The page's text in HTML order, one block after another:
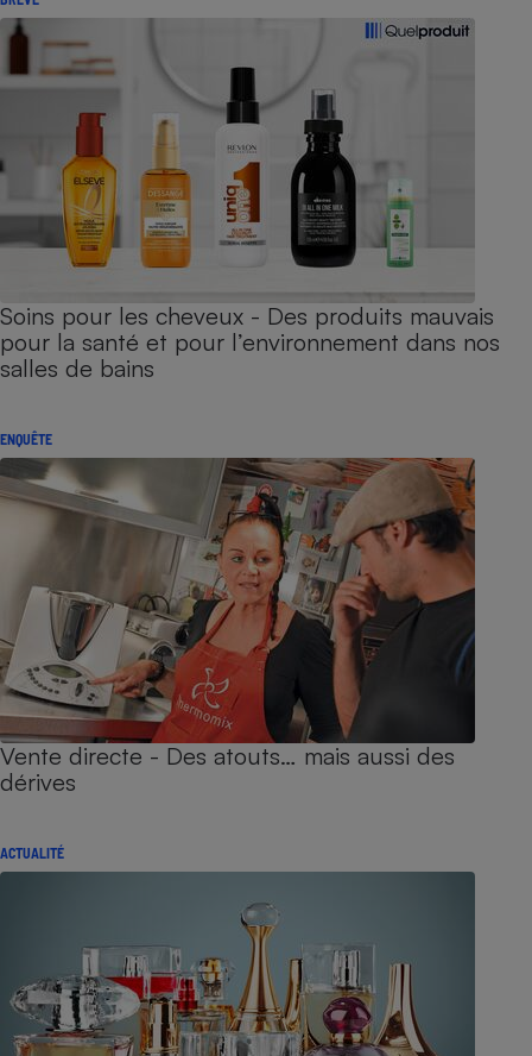
Soins pour les cheveux - Des produits mauvais
pour la santé et pour l’environnement dans nos
salles de bains
ENQUÊTE
Vente directe - Des atouts… mais aussi des
dérives
ACTUALITÉ